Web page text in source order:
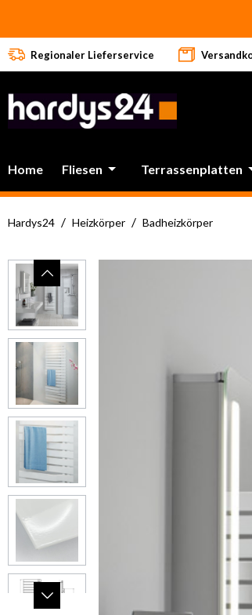
Regionaler Lieferservice
Home Fliesen Terrassenplatten
Hardys24 / Heizkörper / Badheizkörper
Bildergalerie überspringen